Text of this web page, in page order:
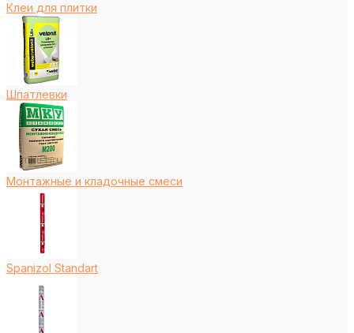
Клеи для плитки
Шпатлевки
Монтажные и кладочные смеси
Spanizol Standart